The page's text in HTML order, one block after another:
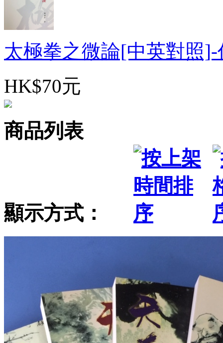
太極拳之微論[中英對照]-
HK$70元
商品列表
顯示方式：